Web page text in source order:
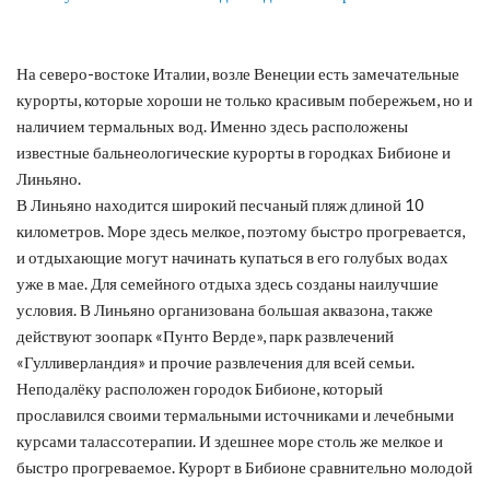
На северо-востоке Италии, возле Венеции есть замечательные
курорты, которые хороши не только красивым побережьем, но и
наличием термальных вод. Именно здесь расположены
известные бальнеологические курорты в городках Бибионе и
Линьяно.
В Линьяно находится широкий песчаный пляж длиной 10
километров. Море здесь мелкое, поэтому быстро прогревается,
и отдыхающие могут начинать купаться в его голубых водах
уже в мае. Для семейного отдыха здесь созданы наилучшие
условия. В Линьяно организована большая аквазона, также
действуют зоопарк «Пунто Верде», парк развлечений
«Гулливерландия» и прочие развлечения для всей семьи.
Неподалёку расположен городок Бибионе, который
прославился своими термальными источниками и лечебными
курсами талассотерапии. И здешнее море столь же мелкое и
быстро прогреваемое. Курорт в Бибионе сравнительно молодой